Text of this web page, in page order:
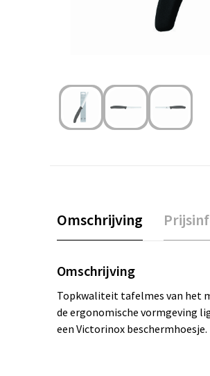
Omschrijving
Omschrijving
Topkwaliteit tafelmes van het
de ergonomische vormgeving
een Victorinox beschermhoesje.